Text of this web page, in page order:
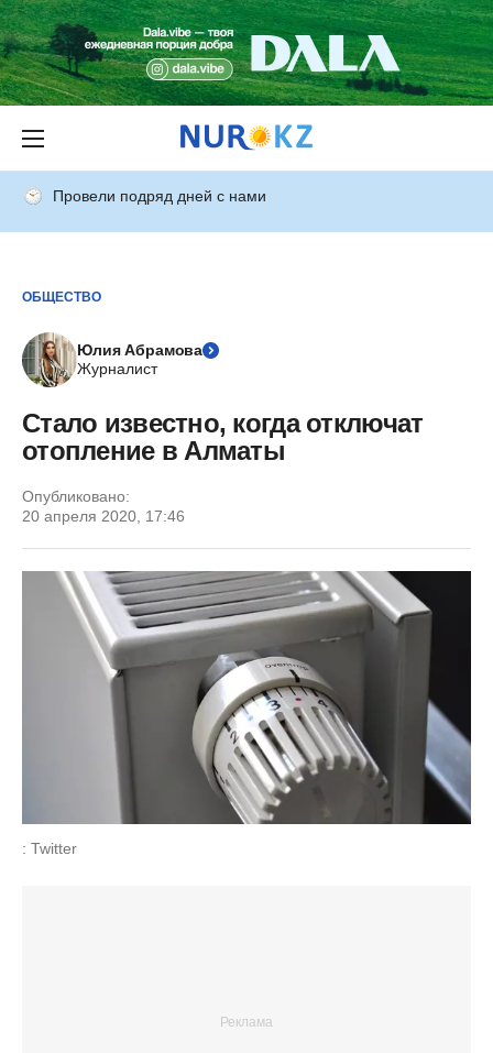
Провели подряд дней с нами
ОБЩЕСТВО
Юлия Абрамова
Журналист
Стало известно, когда отключат
отопление в Алматы
Опубликовано:
20 апреля 2020, 17:46
: Twitter